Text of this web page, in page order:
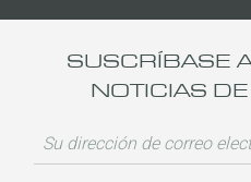
SUSCRÍBASE
NOTICIAS